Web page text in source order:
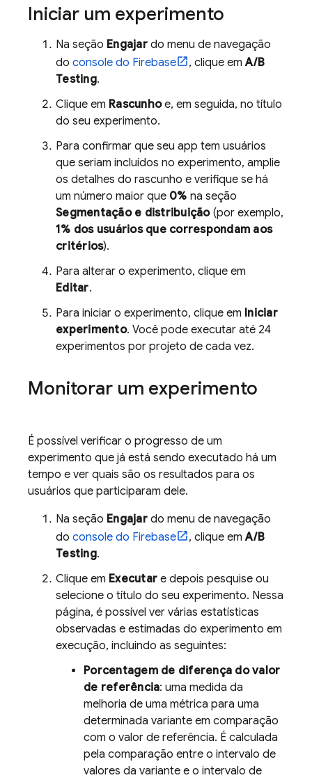
Iniciar um experimento
Na seção Engajardo menu de navegação
do console do Firebase , clique emA/B
Testing.
Clique em Rascunhoe, em seguida, no título
do seu experimento.
Para confirmar que seu app tem usuários
que seriam incluídos no experimento, amplie
os detalhes do rascunho e verifique se há
um número maior que 0% na seção
Segmentação e distribuição(por exemplo,
1% dos usuários que correspondam aos
critérios).
Para alterar o experimento, clique em
Editar.
Para iniciar o experimento, clique em Iniciar
experimento. Você pode executar até 24
experimentos por projeto de cada vez.
Monitorar um experimento
É possível verificar o progresso de um
experimento que já está sendo executado há um
tempo e ver quais são os resultados para os
usuários que participaram dele.
Na seção Engajardo menu de navegação
do console do Firebase , clique emA/B
Testing.
Clique em Executar e depois pesquise ou
selecione o título do seu experimento. Nessa
página, é possível ver várias estatísticas
observadas e estimadas do experimento em
execução, incluindo as seguintes:
Porcentagem de diferença do valor
de referência: uma medida da
melhoria de uma métrica para uma
determinada variante em comparação
com o valor de referência. É calculada
pela comparação entre o intervalo de
valores da variante e o intervalo de